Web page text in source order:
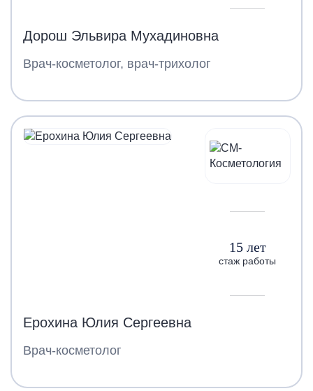
Дорош Эльвира Мухадиновна
Врач-косметолог, врач-трихолог
15 лет
стаж работы
Ерохина Юлия Сергеевна
Врач-косметолог